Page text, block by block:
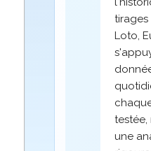
tirages
Loto,
une